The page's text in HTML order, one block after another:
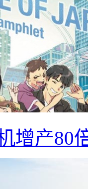
增产80